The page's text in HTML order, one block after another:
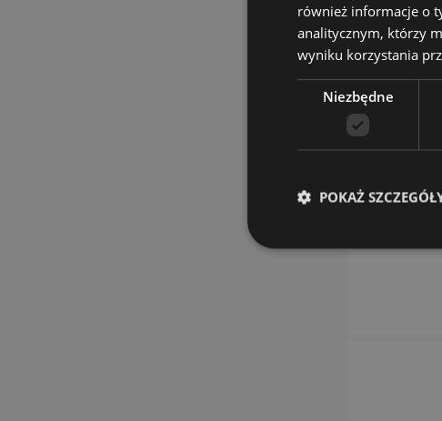
również informacje o
analitycznym, którzy
wyniku korzystania
Niezbędne
POKAŻ